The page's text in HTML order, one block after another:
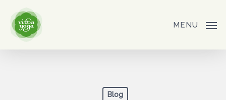
main
MENU
Blog